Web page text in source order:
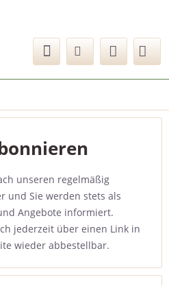
unseren regelmäßig
und Sie werden stets als
Angebote informiert.
jederzeit über einen Link in
wieder abbestellbar.